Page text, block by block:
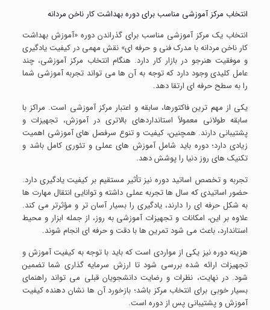
انتخاب مرکز آموزشی مناسب برای دوره بهداشت کار ناخن مردانه
انتخاب یک مرکز آموزشی مناسب برای گذراندن دوره «آموزش بهداشت
کار ناخن مردانه با مدرک فنی و حرفه ای» نقش مهمی در کیفیت یادگیری
و موفقیت هنرجو در بازار کار دارد. هنگام انتخاب مرکز آموزشی، چند
عامل کلیدی وجود دارد که توجه به آن ها می تواند تجربه آموزشی شما
را به سطح حرفه ای ارتقا دهد.
یکی از مهم ترین فاکتورها، سابقه و اعتبار مرکز آموزشی است. مراکز با
سابقه طولانی معمولاً استانداردهای بالاتری در آموزش، تجهیزات و
پشتیبانی دارند. همچنین، کیفیت و تنوع سرفصل های آموزشی اهمیت
زیادی دارد؛ دوره باید شامل آموزش های عملی و تئوری کامل باشد و
تکنیک های روز دنیا را پوشش دهد.
تجربه و تخصص اساتید دوره نیز تأثیر مستقیم بر کیفیت یادگیری دارد.
حضور اساتیدی که سال ها تجربه عملی داشته و توانایی انتقال مهارت ها
به شکل حرفه ای را دارند، یادگیری را بسیار آسان تر و مؤثرتر می کند.
علاوه بر این، امکانات و تجهیزات آموزشی به روز، از جمله ابزار و محیط
استاندارد، باعث می شود تمرین ها با دقت و حرفه ای انجام شوند.
هزینه دوره نیز یکی از مواردی است که باید با توجه به کیفیت آموزش و
تجهیزات ارائه شده بررسی شود تا ارزش سرمایه گذاری شما تضمین
شود. در نهایت، نظرات و رضایت دانشجویان قبلی می تواند راهنمای
بسیار خوبی برای انتخاب مرکز باشد؛ بازخورد آن ها نشان دهنده کیفیت
آموزش و پشتیبانی پس از دوره است.